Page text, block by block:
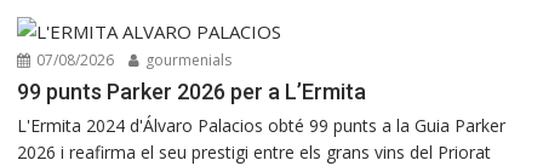
07/08/2026 gourmenials
99 punts Parker 2026 per a L’Ermita
L'Ermita 2024 d'Álvaro Palacios obté 99 punts a la Guia Parker
2026 i reafirma el seu prestigi entre els grans vins del Priorat